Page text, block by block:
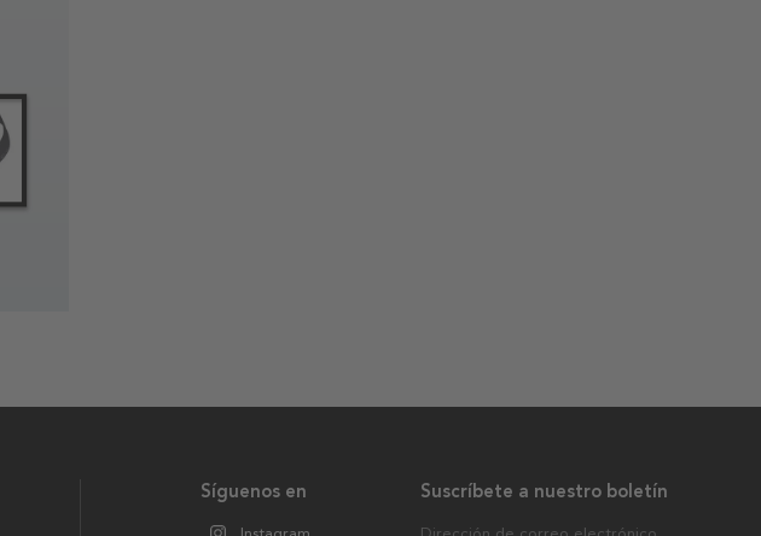
Suscríbete a nuestro boletín
Síguenos en
Instagram